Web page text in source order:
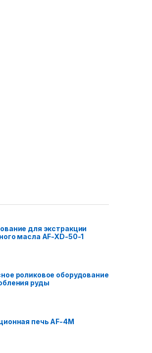
для экстракции
масла AF-XD-50-1
роликовое оборудование
руды
печь AF-4M